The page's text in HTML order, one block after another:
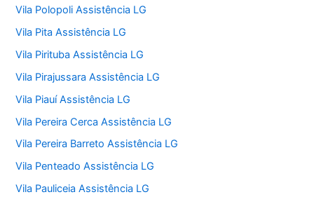
Vila Polopoli Assistência LG
Vila Pita Assistência LG
Vila Pirituba Assistência LG
Vila Pirajussara Assistência LG
Vila Piauí Assistência LG
Vila Pereira Cerca Assistência LG
Vila Pereira Barreto Assistência LG
Vila Penteado Assistência LG
Vila Pauliceia Assistência LG